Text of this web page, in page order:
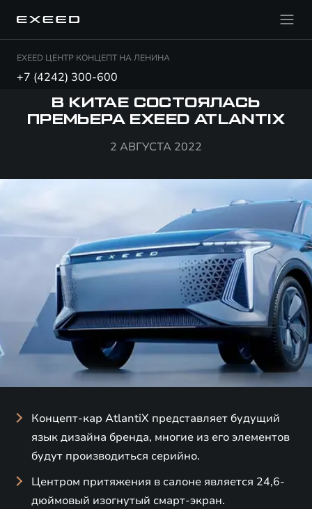
EXEED ЦЕНТР КОНЦЕПТ НА ЛЕНИНА
+7 (4242) 300-600
В КИТАЕ СОСТОЯЛАСЬ
ПРЕМЬЕРА EXEED ATLANTIX
2 АВГУСТА 2022
Концепт-кар AtlantiX представляет будущий
язык дизайна бренда, многие из его элементов
будут производиться серийно.
Центром притяжения в салоне является 24,6-
дюймовый изогнутый смарт-экран.